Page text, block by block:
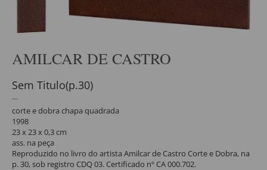
AMILCAR DE CASTRO
Sem Titulo(p.30)
corte e dobra chapa quadrada
1998
23 x 23 x 0,3 cm
ass. na peça
Reproduzido no livro do artista Amilcar de Castro Corte e Dobra, na
p. 30, sob registro CDQ 03. Certificado nº CA 000.702.